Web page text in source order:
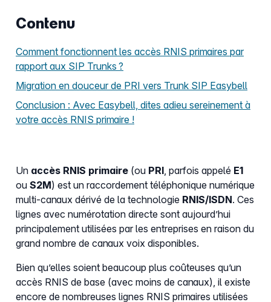
Contenu
Comment fonctionnent les accès RNIS primaires par
rapport aux SIP Trunks ?
Migration en douceur de PRI vers Trunk SIP Easybell
Conclusion : Avec Easybell, dites adieu sereinement à
votre accès RNIS primaire !
Un accès RNIS primaire (ou PRI, parfois appelé E1
ou S2M) est un raccordement téléphonique numérique
multi‑canaux dérivé de la technologie RNIS/ISDN. Ces
lignes avec numérotation directe sont aujourd’hui
principalement utilisées par les entreprises en raison du
grand nombre de canaux voix disponibles.
Bien qu’elles soient beaucoup plus coûteuses qu’un
accès RNIS de base (avec moins de canaux), il existe
encore de nombreuses lignes RNIS primaires utilisées